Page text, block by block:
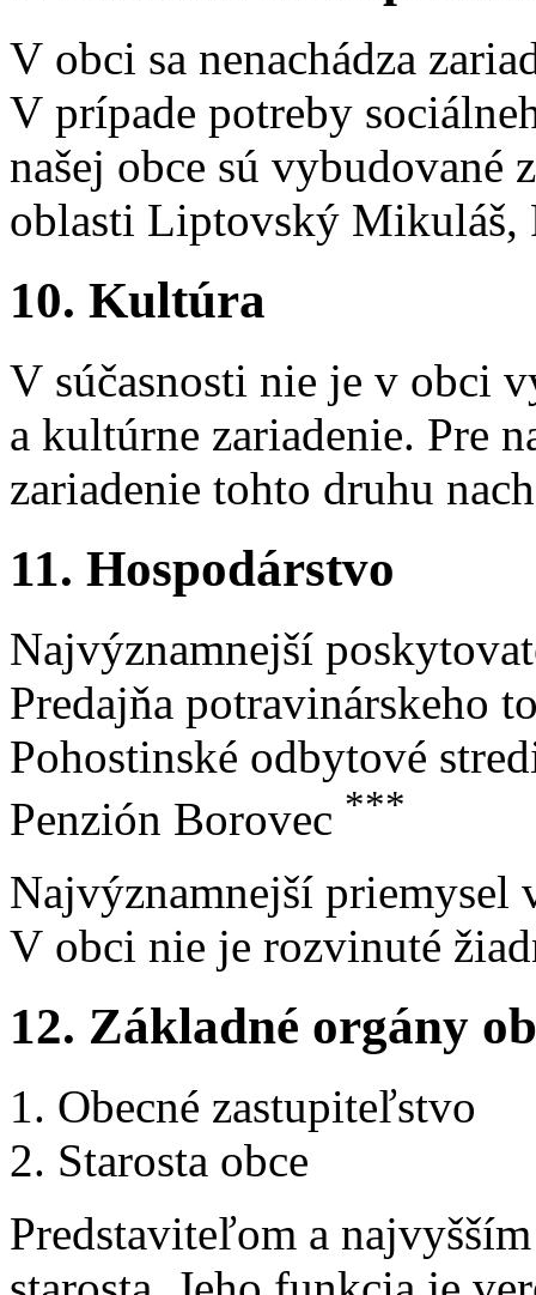
V obci sa nenachádza
V prípade potreby
našej obce sú vybudované
oblasti Liptovský Mikuláš,
10. Kultúra
V súčasnosti nie je v obci
a kultúrne zariadenie. Pre
zariadenie tohto druhu
11. Hospodárstvo
Najvýznamnejší
Predajňa potravinárskeho
Pohostinské odbytové
Penzión Borovec ***
Najvýznamnejší priemysel
V obci nie je rozvinuté
12. Základné orgány
Obecné zastupiteľstvo
Starosta obce
Predstaviteľom a